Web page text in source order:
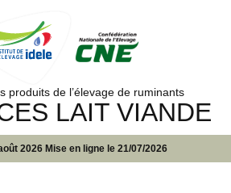
produits de l’élevage de ruminants
LAIT VIANDE
2026 Mise en ligne le 21/07/2026